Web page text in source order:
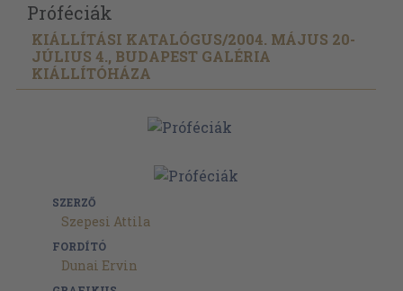
Próféciák
KIÁLLÍTÁSI KATALÓGUS/2004. MÁJUS 20-
JÚLIUS 4., BUDAPEST GALÉRIA
KIÁLLÍTÓHÁZA
SZERZŐ
Szepesi Attila
FORDÍTÓ
Dunai Ervin